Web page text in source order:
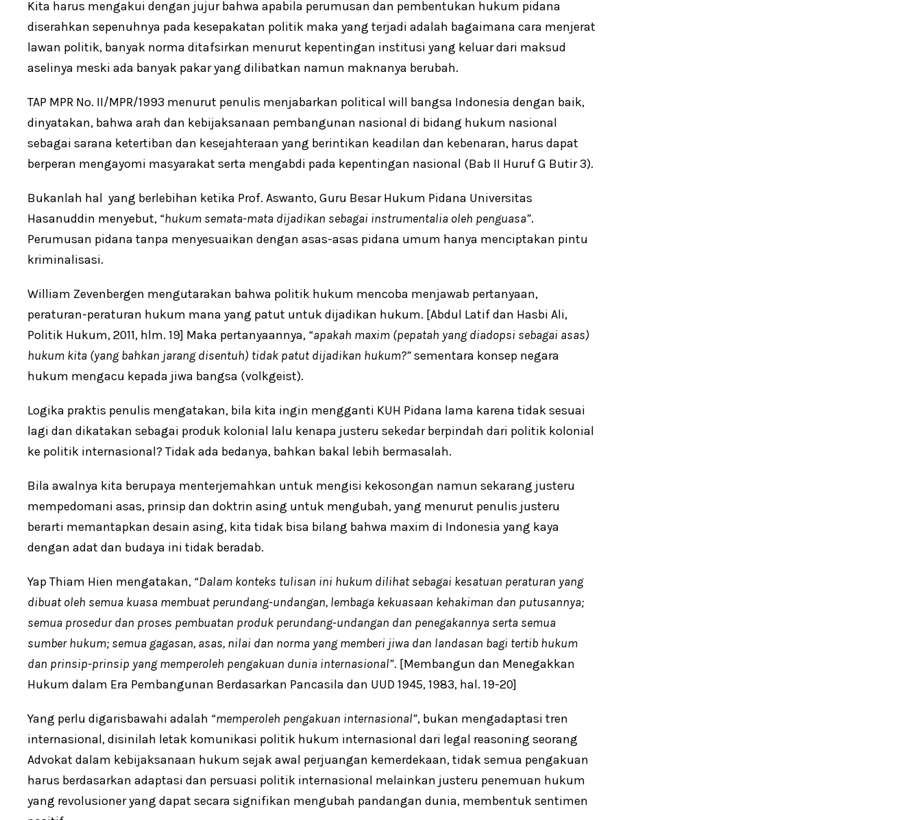
Kita harus mengakui dengan jujur bahwa apabila perumusan dan pembentukan hukum pidana
diserahkan sepenuhnya pada kesepakatan politik maka yang terjadi adalah bagaimana cara menjerat
lawan politik, banyak norma ditafsirkan menurut kepentingan institusi yang keluar dari maksud
aselinya meski ada banyak pakar yang dilibatkan namun maknanya berubah.
TAP MPR No. II/MPR/1993 menurut penulis menjabarkan political will bangsa Indonesia dengan baik,
dinyatakan, bahwa arah dan kebijaksanaan pembangunan nasional di bidang hukum nasional
sebagai sarana ketertiban dan kesejahteraan yang berintikan keadilan dan kebenaran, harus dapat
berperan mengayomi masyarakat serta mengabdi pada kepentingan nasional (Bab II Huruf G Butir 3).
Bukanlah hal yang berlebihan ketika Prof. Aswanto, Guru Besar Hukum Pidana Universitas
Hasanuddin menyebut, “hukum semata-mata dijadikan sebagai instrumentalia oleh penguasa”.
Perumusan pidana tanpa menyesuaikan dengan asas-asas pidana umum hanya menciptakan pintu
kriminalisasi.
William Zevenbergen mengutarakan bahwa politik hukum mencoba menjawab pertanyaan,
peraturan-peraturan hukum mana yang patut untuk dijadikan hukum. [Abdul Latif dan Hasbi Ali,
Politik Hukum, 2011, hlm. 19] Maka pertanyaannya, “apakah maxim (pepatah yang diadopsi sebagai asas)
hukum kita (yangbahkan jarangdisentuh) tidak patut dijadikan hukum?”sementara konsep negara
hukum mengacu kepada jiwa bangsa (volkgeist).
Logika praktis penulis mengatakan, bila kita ingin mengganti KUH Pidana lama karena tidak sesuai
lagi dan dikatakan sebagai produk kolonial lalu kenapa justeru sekedar berpindah dari politik kolonial
ke politik internasional? Tidak ada bedanya, bahkan bakal lebih bermasalah.
Bila awalnya kita berupaya menterjemahkan untuk mengisi kekosongan namun sekarang justeru
mempedomani asas, prinsip dan doktrin asing untuk mengubah, yang menurut penulis justeru
berarti memantapkan desain asing, kita tidak bisa bilang bahwa maxim di Indonesia yang kaya
dengan adat dan budaya ini tidak beradab.
Yap Thiam Hien mengatakan, “Dalam konteks tulisan ini hukum dilihat sebagai kesatuan peraturan yang
dibuat oleh semua kuasa membuat perundang-undangan, lembaga kekuasaan kehakiman dan putusannya;
semua prosedur dan proses pembuatan produk perundang-undangan dan penegakannya serta semua
sumber hukum; semua gagasan, asas, nilai dan norma yang memberi jiwa dan landasan bagi tertib hukum
dan prinsip-prinsip yang memperoleh pengakuan dunia internasional”. [Membangun dan Menegakkan
Hukum dalam Era Pembangunan Berdasarkan Pancasila dan UUD 1945, 1983, hal. 19-20]
Yang perlu digarisbawahi adalah “memperoleh pengakuan internasional”, bukan mengadaptasi tren
internasional, disinilah letak komunikasi politik hukum internasional dari legal reasoning seorang
Advokat dalam kebijaksanaan hukum sejak awal perjuangan kemerdekaan, tidak semua pengakuan
harus berdasarkan adaptasi dan persuasi politik internasional melainkan justeru penemuan hukum
yang revolusioner yang dapat secara signifikan mengubah pandangan dunia, membentuk sentimen